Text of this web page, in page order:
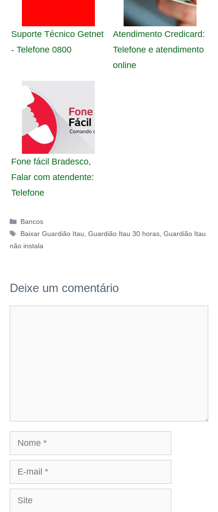
Suporte Técnico Getnet
- Telefone 0800
Atendimento Credicard:
Telefone e atendimento
online
Fone fácil Bradesco,
Falar com atendente:
Telefone
Categorias
Bancos
Tags
Baixar Guardião Itau ,Guardião Itau 30 horas ,Guardião Itau
não instala
Deixe um comentário
Nome
mail
Site